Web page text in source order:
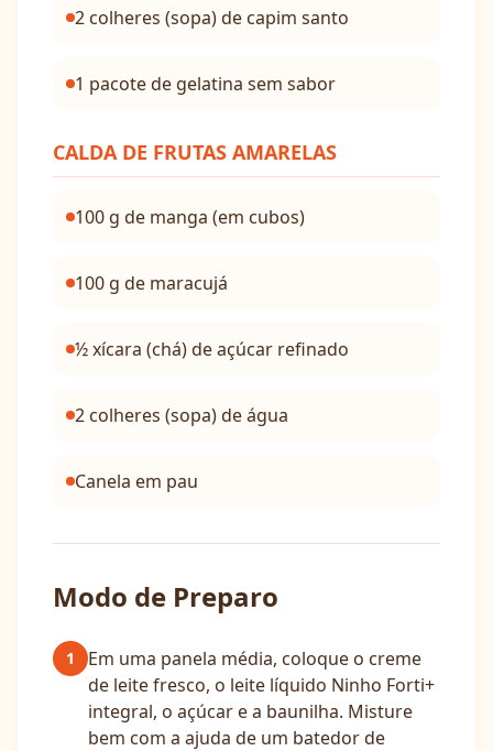
2 colheres (sopa) de capim santo
1 pacote de gelatina sem sabor
CALDA DE FRUTAS AMARELAS
100 g de manga (em cubos)
100 g de maracujá
½ xícara (chá) de açúcar refinado
2 colheres (sopa) de água
Canela em pau
Modo de Preparo
1
Em uma panela média, coloque o creme
de leite fresco, o leite líquido Ninho Forti+
integral, o açúcar e a baunilha. Misture
bem com a ajuda de um batedor de